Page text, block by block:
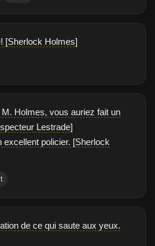
[Sherlock Holmes]
Holmes, vous auriez fait un
Lestrade]
policier. [Sherlock
de ce qui saute aux yeux.